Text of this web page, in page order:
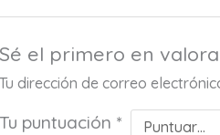
Sé el primero en
Tu dirección de correo
Tu puntuación *